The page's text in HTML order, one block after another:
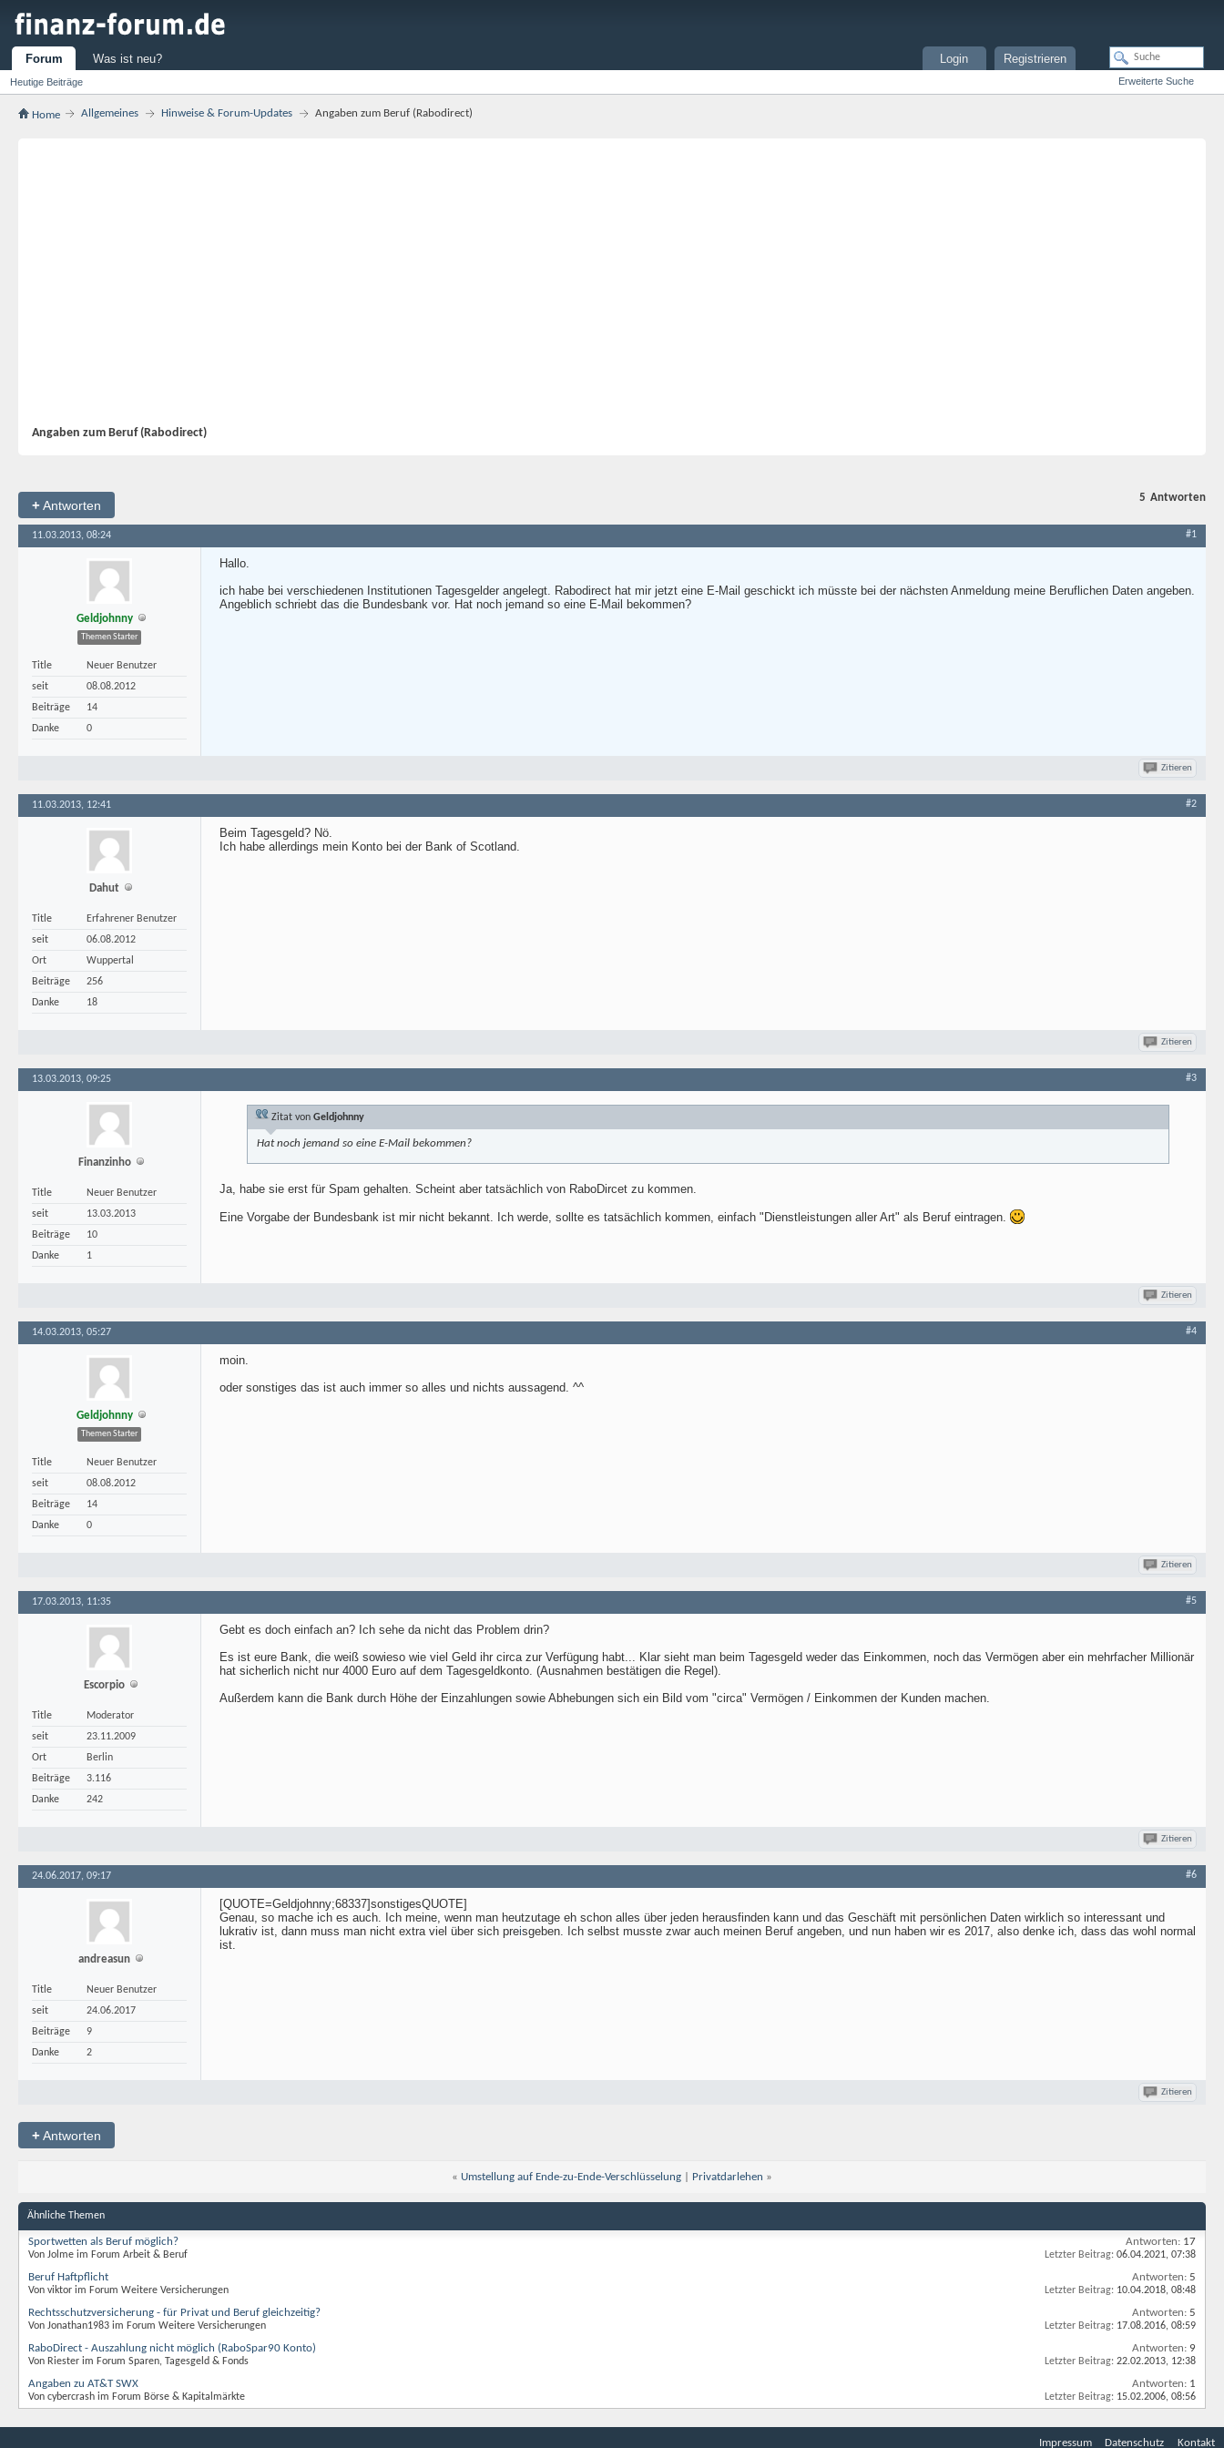
Forum
Heutige Beiträge
Was ist neu? Registrieren
Login
Erweiterte Suche
Home Allgemeines Hinweise & Forum-Updates Angaben zum Beruf (Rabodirect)
Angaben zum Beruf (Rabodirect)
+Antworten
5 Antworten
11.03.2013, 08:24 #1
Geldjohnny
Themen Starter
Title
Neuer Benutzer
seit
08.08.2012
Beiträge
14
Danke
0
Hallo.
ich habe bei verschiedenen Institutionen Tagesgelder angelegt. Rabodirect hat mir jetzt eine E-Mail geschickt ich müsste bei der nächsten Anmeldung meine Beruflichen Daten angeben.
Angeblich schriebt das die Bundesbank vor. Hat noch jemand so eine E-Mail bekommen?
Zitieren
11.03.2013, 12:41 #2
Dahut
Title
Erfahrener Benutzer
seit
06.08.2012
Ort
Wuppertal
Beiträge
256
Danke
18
Beim Tagesgeld? Nö.
Ich habe allerdings mein Konto bei der Bank of Scotland.
Zitieren
13.03.2013, 09:25 #3
Finanzinho
Title
Neuer Benutzer
seit
13.03.2013
Beiträge
10
Danke
1
Zitat von Geldjohnny
Hat noch jemand so eine E-Mail bekommen?
Ja, habe sie erst für Spam gehalten. Scheint aber tatsächlich von RaboDircet zu kommen.
Eine Vorgabe der Bundesbank ist mir nicht bekannt. Ich werde, sollte es tatsächlich kommen, einfach "Dienstleistungen aller Art" als Beruf eintragen.
Zitieren
14.03.2013, 05:27 #4
Geldjohnny
Themen Starter
Title
Neuer Benutzer
seit
08.08.2012
Beiträge
14
Danke
0
moin.
oder sonstiges das ist auch immer so alles und nichts aussagend. ^^
Zitieren
17.03.2013, 11:35 #5
Escorpio
Title
Moderator
seit
23.11.2009
Ort
Berlin
Beiträge
3.116
Danke
242
Gebt es doch einfach an? Ich sehe da nicht das Problem drin?
Es ist eure Bank, die weiß sowieso wie viel Geld ihr circa zur Verfügung habt... Klar sieht man beim Tagesgeld weder das Einkommen, noch das Vermögen aber ein mehrfacher Millionär
hat sicherlich nicht nur 4000 Euro auf dem Tagesgeldkonto. (Ausnahmen bestätigen die Regel).
Außerdem kann die Bank durch Höhe der Einzahlungen sowie Abhebungen sich ein Bild vom "circa" Vermögen / Einkommen der Kunden machen.
Zitieren
24.06.2017, 09:17 #6
andreasun
Title
Neuer Benutzer
seit
24.06.2017
Beiträge
9
Danke
2
[QUOTE=Geldjohnny;68337]sonstigesQUOTE]
Genau, so mache ich es auch. Ich meine, wenn man heutzutage eh schon alles über jeden herausfinden kann und das Geschäft mit persönlichen Daten wirklich so interessant und
lukrativ ist, dann muss man nicht extra viel über sich preisgeben. Ich selbst musste zwar auch meinen Beruf angeben, und nun haben wir es 2017, also denke ich, dass das wohl normal
ist.
Zitieren
+Antworten
« Umstellung auf Ende-zu-Ende-Verschlüsselung Privatdarlehen »
Ähnliche Themen
Sportwetten als Beruf möglich?
Von Jolme im Forum Arbeit & Beruf
Antworten: 17
Letzter Beitrag: 06.04.2021, 07:38
Beruf Haftpflicht
Von viktor im Forum Weitere Versicherungen
Antworten: 5
Letzter Beitrag: 10.04.2018, 08:48
Rechtsschutzversicherung - für Privat und Beruf gleichzeitig?
Von Jonathan1983 im Forum Weitere Versicherungen
Antworten: 5
Letzter Beitrag: 17.08.2016, 08:59
RaboDirect - Auszahlung nicht möglich (RaboSpar90 Konto)
Von Riester im Forum Sparen, Tagesgeld & Fonds
Antworten: 9
Letzter Beitrag: 22.02.2013, 12:38
Angaben zu AT&T SWX
Von cybercrash im Forum Börse & Kapitalmärkte
Antworten: 1
Letzter Beitrag: 15.02.2006, 08:56
Impressum Datenschutz Kontakt